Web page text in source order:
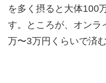
を多く摂ると大体100
す。ところが、オンラ
万〜3万円くらいで済